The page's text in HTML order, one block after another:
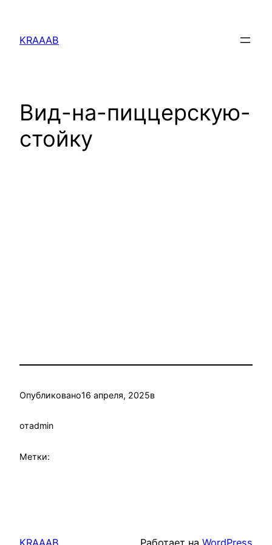
содержимому
KRAAAB
Вид-на-пиццерскую-
стойку
Опубликовано16 апреля, 2025в
отadmin
Метки:
KRAAAB Работает на WordPress